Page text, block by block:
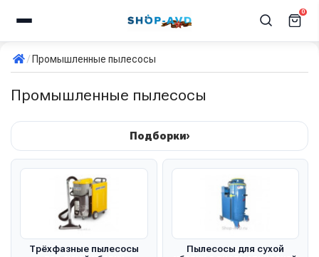
0
Промышленные пылесосы
Промышленные пылесосы
Подборки›
Трёхфазные пылесосы
Пылесосы для сухой